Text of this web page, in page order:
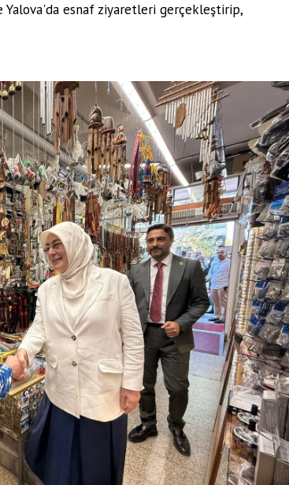
Yalova'da esnaf ziyaretleri gerçekleştirip,